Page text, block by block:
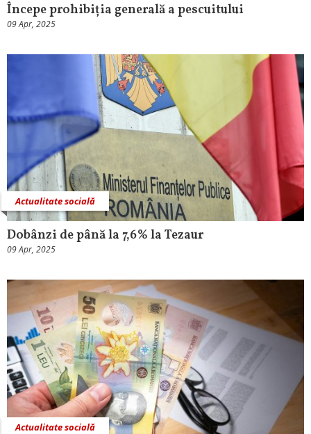
Începe prohibiția generală a pescuitului
09 Apr, 2025
Actualitate socială
Dobânzi de până la 7,6% la Tezaur
09 Apr, 2025
Actualitate socială